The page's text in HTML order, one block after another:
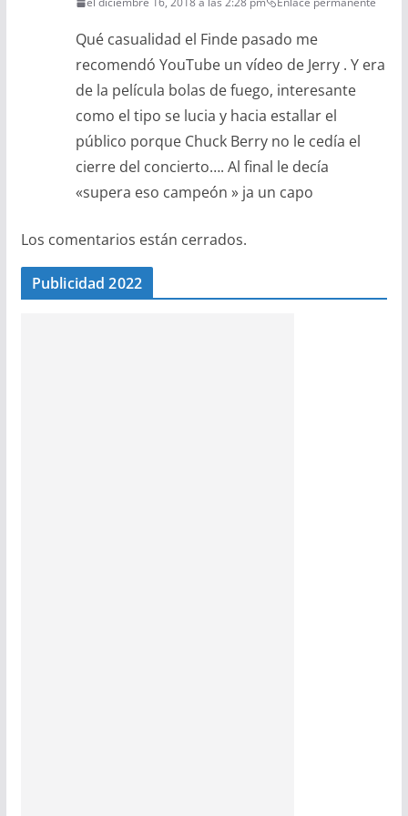
Qué casualidad el Finde pasado me
recomendó YouTube un vídeo de Jerry . Y era
de la película bolas de fuego, interesante
como el tipo se lucia y hacia estallar el
público porque Chuck Berry no le cedía el
cierre del concierto…. Al final le decía
«supera eso campeón » ja un capo
Los comentarios están cerrados.
Publicidad 2022